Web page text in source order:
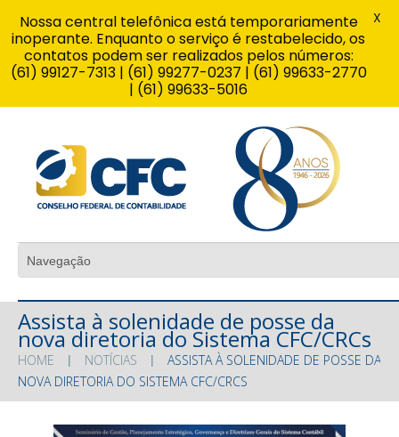
Assista à solenidade de posse da
nova diretoria do Sistema CFC/CRCs
HOME NOTÍCIAS
ASSISTA À SOLENIDADE DE POSSE DA
NOVA DIRETORIA DO SISTEMA CFC/CRCS
Nossa central telefônica está temporariamente
inoperante. Enquanto o serviço é restabelecido, os
contatos podem ser realizados pelos números:
(61) 99127-7313 | (61) 99277-0237 | (61) 99633-2770
| (61) 99633-5016
X